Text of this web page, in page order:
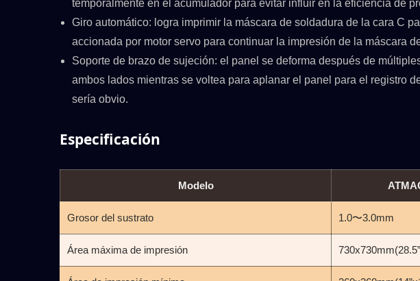
temporalmente en el acumulador para evitar influir en la eficiencia de
Giro automático: logra imprimir la máscara de soldadura de la cara C
accionada por motor servo para continuar la impresión de la máscara
Soporte de brazo de sujeción: el panel se deforma después de
ambos lados mientras se voltea para aplanar el panel para el registro
sería obvio.
Especificación
Modelo
Grosor del sustrato 1.0〜3.0mm
Área máxima de impresión